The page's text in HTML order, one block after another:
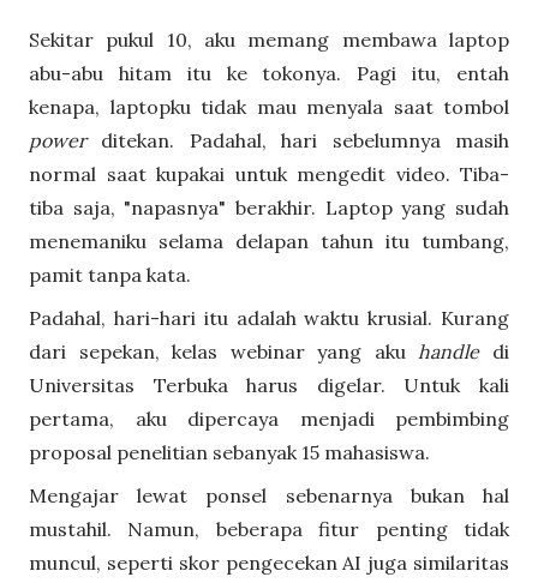
Sekitar pukul 10, aku memang membawa laptop
abu-abu hitam itu ke tokonya. Pagi itu, entah
kenapa, laptopku tidak mau menyala saat tombol
powerditekan. Padahal, hari sebelumnya masih
normal saat kupakai untuk mengedit video. Tiba-
tiba saja, "napasnya" berakhir. Laptop yang sudah
menemaniku selama delapan tahun itu tumbang,
pamit tanpa kata.
Padahal, hari-hari itu adalah waktu krusial. Kurang
dari sepekan, kelas webinar yang akuhandledi
Universitas Terbuka harus digelar. Untuk kali
pertama, aku dipercaya menjadi pembimbing
proposal penelitian sebanyak 15 mahasiswa.
Mengajar lewat ponsel sebenarnya bukan hal
mustahil. Namun, beberapa fitur penting tidak
muncul, seperti skor pengecekan AI juga similaritas